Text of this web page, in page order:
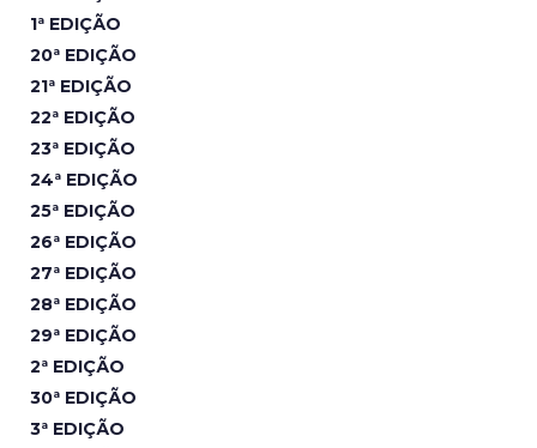
1ª EDIÇÃO
20ª EDIÇÃO
21ª EDIÇÃO
22ª EDIÇÃO
23ª EDIÇÃO
24ª EDIÇÃO
25ª EDIÇÃO
26ª EDIÇÃO
27ª EDIÇÃO
28ª EDIÇÃO
29ª EDIÇÃO
2ª EDIÇÃO
30ª EDIÇÃO
3ª EDIÇÃO